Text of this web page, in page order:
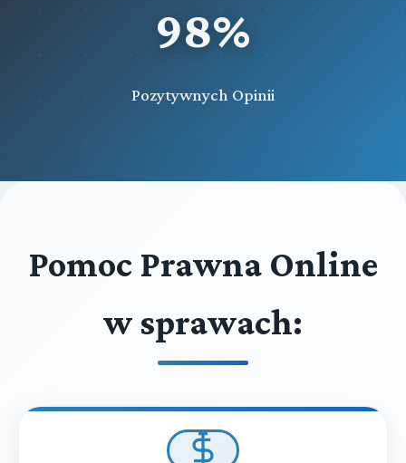
98%
Pozytywnych Opinii
Pomoc Prawna Online
w sprawach: